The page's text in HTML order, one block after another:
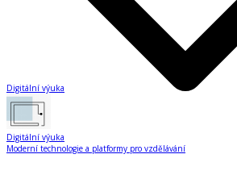
Digitální výuka
Digitální výuka
Moderní technologie a platformy pro vzdělávání